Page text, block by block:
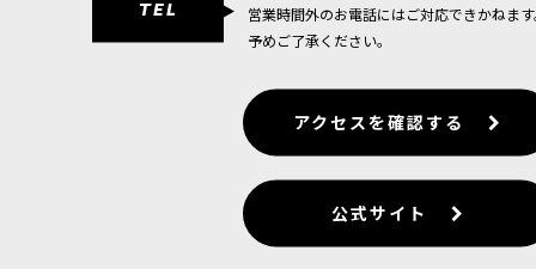
TEL
営業時間外のお電話にはご対応できかねま
予めご了承ください。
アクセスを確認する
公式サイト